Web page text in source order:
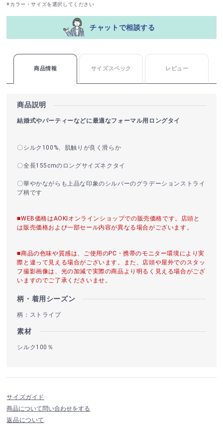
※カラー・サイズを選択してください
チャットで相談する
商品情報 サイズスペック レビュー
商品説明
結婚式やパーティーなどに最適なフォーマル用ロングタイ
〇シルク100%、肌触りが良く滑らか
〇全長155cmのロングサイズネクタイ
〇華やかながらも上品な印象のシルバーのグラデーションストライ
プ柄です
■WEB価格はAOKIオンラインショップでの販売価格です。店頭と
は販売価格および一部セール内容が異なる場合がございます。
■商品の色味や質感は、ご使用のPC・携帯のモニター環境により実
際と違って見える場合がございます。また、店頭や屋外でのスタッ
フ撮影画像は、光の加減で実際の商品より明るく見える場合がござ
いますのでご了承くださいませ。
柄・着用シーズン
柄：ストライプ
素材
シルク100％
サイズガイド
商品について問い合わせをする
返品について